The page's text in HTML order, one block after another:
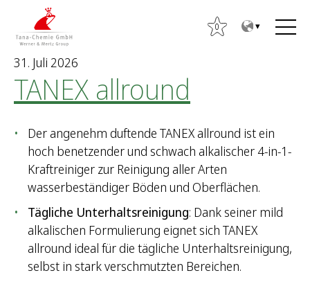
0
31. Juli 2026
TANEX allround
Der angenehm duftende TANEX allround ist ein
hoch benetzender und schwach alkalischer 4-in-1-
Kraftreiniger zur Reinigung aller Arten
wasserbeständiger Böden und Oberflächen.
Tägliche Unterhaltsreinigung: Dank seiner mild
alkalischen Formulierung eignet sich TANEX
allround ideal für die tägliche Unterhaltsreinigung,
selbst in stark verschmutzten Bereichen.